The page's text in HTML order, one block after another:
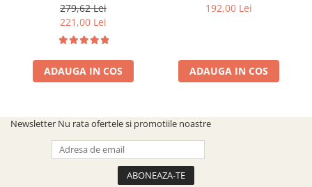
279,62 Lei
221,00 Lei
ADAUGA IN COS
192,00 Lei
ADAUGA IN COS
Newsletter Nu rata ofertele si promotiile noastre